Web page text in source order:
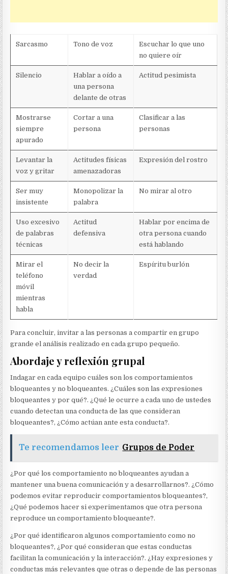
Sarcasmo Tono de voz
Escuchar lo que uno
no quiere oír
Silencio
Hablar a oído a
una persona
delante de otras
Actitud pesimista
Mostrarse
siempre
apurado
Cortar a una
persona
Clasificar a las
personas
Levantar la
voz y gritar
Actitudes físicas
amenazadoras
Expresión del rostro
Ser muy
insistente
Monopolizar la
palabra
No mirar al otro
Uso excesivo
de palabras
técnicas
Actitud
defensiva
Hablar por encima de
otra persona cuando
está hablando
Mirar el
teléfono
móvil
mientras
habla
No decir la
verdad
Espíritu burlón
Para concluir, invitar a las personas a compartir en grupo
grande el análisis realizado en cada grupo pequeño.
Abordaje y reflexión grupal
Indagar en cada equipo cuáles son los comportamientos
bloqueantes y no bloqueantes. ¿Cuáles son las expresiones
bloqueantes y por qué?. ¿Qué le ocurre a cada uno de ustedes
cuando detectan una conducta de las que consideran
bloqueantes?, ¿Cómo actúan ante esta conducta?.
Te recomendamos leer Grupos de Poder
¿Por qué los comportamiento no bloqueantes ayudan a
mantener una buena comunicación y a desarrollarnos?. ¿Cómo
podemos evitar reproducir comportamientos bloqueantes?,
¿Qué podemos hacer si experimentamos que otra persona
reproduce un comportamiento bloqueante?.
¿Por qué identificaron algunos comportamiento como no
bloqueantes?, ¿Por qué consideran que estas conductas
facilitan la comunicación y la interacción?. ¿Hay expresiones y
conductas más relevantes que otras o depende de las personas